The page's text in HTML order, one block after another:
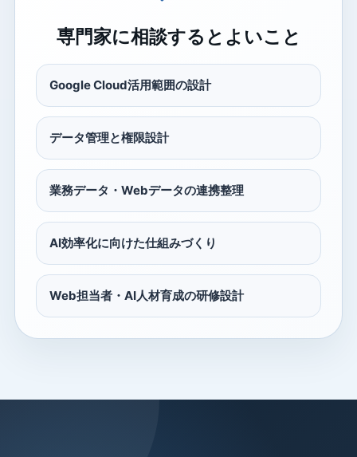
専門家に相談するとよいこと
Google Cloud活用範囲の設計
データ管理と権限設計
業務データ・Webデータの連携整理
AI効率化に向けた仕組みづくり
Web担当者・AI人材育成の研修設計